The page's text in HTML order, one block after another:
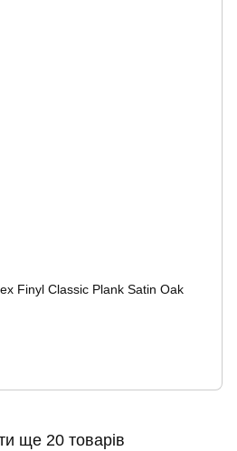
Finyl Classic Plank Satin Oak
ще 20 товарів